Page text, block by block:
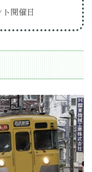
開催日